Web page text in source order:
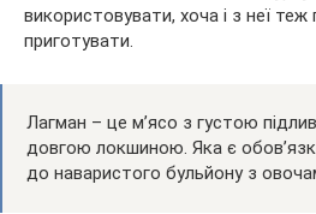
використовувати, хоча і з неї
приготувати.
Лагман – це м’ясо з густою
довгою локшиною. Яка є
до наваристого бульйону з